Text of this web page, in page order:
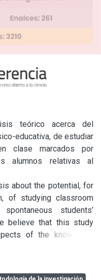
teórico acerca del
educativa, de estudiar
clase marcados por
alumnos relativas al
analizar aspectos
en el contexto de la
en un enfoque
que la pregunta
cognoscitiva del
reconstruir el proceso
del sujeto El
about the potential, for
of studying classroom
students’
believe that this study
of the knowledge
interaction. Based
the student’s cognitive